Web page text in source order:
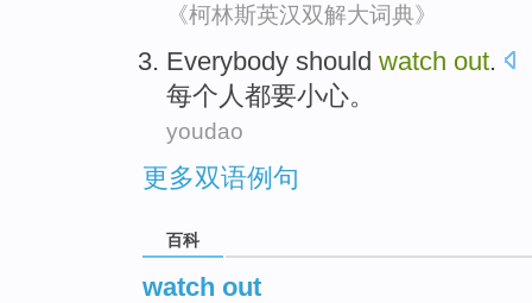
《柯林斯英汉双解大词典》
Everybody should watch out.
每个人都要小心。
youdao
更多双语例句
百科
watch out